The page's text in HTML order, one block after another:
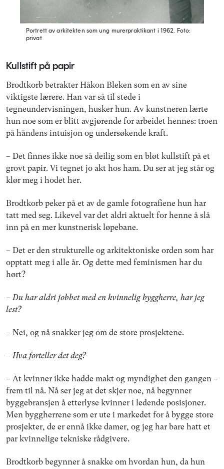
Portrett av arkitekten som ung murerpraktikant i 1962. Foto:
privat
Kullstift på papir
Brodtkorb betrakter Håkon Bleken som en av sine
viktigste lærere. Han var så til stede i
tegneundervisningen, husker hun. Av kunstneren lærte
hun noe som er blitt avgjørende for arbeidet hennes: troen
på håndens intuisjon og undersøkende kraft.
– Det finnes ikke noe så deilig som en bløt kullstift på et
grovt papir. Vi tegnet jo akt hos ham. Du ser at jeg står og
klør meg i hodet her.
Brodtkorb peker på et av de gamle fotografiene hun har
tatt med seg. Likevel var det aldri aktuelt for henne å slå
inn på en mer kunstnerisk løpebane.
– Det er den strukturelle og arkitektoniske orden som har
opptatt meg i alle år. Og dette med feminismen har du
hørt?
– Du har aldri jobbet med en kvinnelig byggherre, har jeg
lest?
– Nei, og nå snakker jeg om de store prosjektene.
– Hva forteller det deg?
– At kvinner ikke hadde makt og myndighet den gangen –
frem til nå. Nå ser jeg at det skjer noe, nå begynner
byggebransjen å etterlyse kvinner i ledende posisjoner.
Men byggherrene som er ute i markedet for å bygge store
prosjekter, de er ennå ikke damer, og jeg har bare hatt et
par kvinnelige tekniske rådgivere.
Brodtkorb begynner å snakke om hvordan hun, da hun